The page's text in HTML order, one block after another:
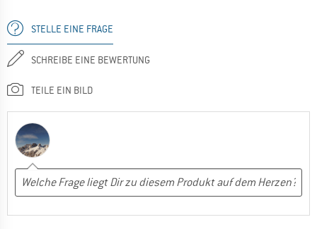
STELLE EINE FRAGE
SCHREIBE EINE BEWERTUNG
TEILE EIN BILD